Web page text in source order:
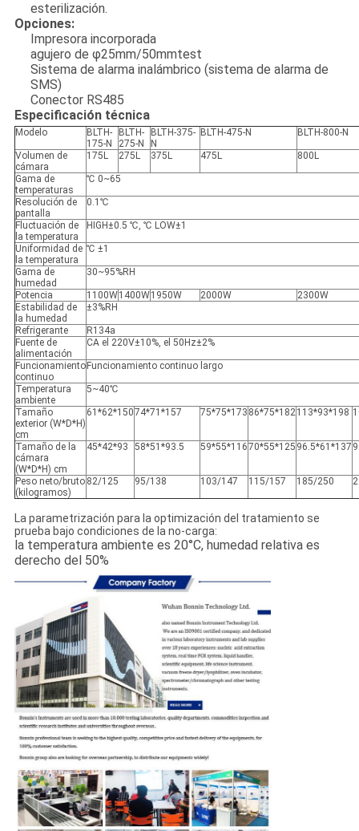
esterilización.
Opciones:
Impresora incorporada
agujero de φ25mm/50mmtest
Sistema de alarma inalámbrico (sistema de alarma de
SMS)
Conector RS485
Especificación técnica
Modelo
BLTH-
175-N
BLTH-
275-N
BLTH-375-
N
BLTH-475-N BLTH-800-N
Volumen de
cámara
175L 275L 375L 475L 800L
Gama de
temperaturas
℃ 0~65
Resolución de
pantalla
0.1℃
Fluctuación de
la temperatura
HIGH±0.5 ℃, ℃ LOW±1
Uniformidad de
la temperatura
℃ ±1
Gama de
humedad
30~95%RH
Potencia 1100W1400W1950W 2000W
2300W
Estabilidad de
la humedad
±3%RH
Refrigerante
R134a
Fuente de
alimentación
CA el 220V±10%, el 50Hz±2%
Funcionamiento
continuo
Funcionamiento continuo largo
Temperatura
ambiente
5~40℃
Tamaño
exterior (W*D*H)
cm
61*62*15074*71*157 75*75*173 86*75*182113*93*198
Tamaño de la
cámara
(W*D*H) cm
45*42*93 58*51*93.5 59*55*11670*55*125 96.5*61*137
Peso neto/bruto
(kilogramos)
82/125 95/138 103/147 115/157 185/250
La parametrización para la optimización del tratamiento se
prueba bajo condiciones de la no-carga:
la temperatura ambiente es 20°C, humedad relativa es
derecho del 50%